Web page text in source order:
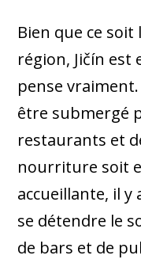
Bien que ce
région, Jičín est
pense
être submergé
restaurants et
nourriture soit
accueillante, il
se détendre le
de bars et de